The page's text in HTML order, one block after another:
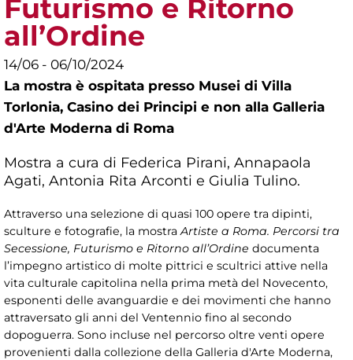
Futurismo e Ritorno
all’Ordine
14/06 - 06/10/2024
La mostra è ospitata presso Musei di Villa
Torlonia, Casino dei Principi e non alla Galleria
d'Arte Moderna di Roma
Mostra a cura di Federica Pirani, Annapaola
Agati, Antonia Rita Arconti e Giulia Tulino.
Attraverso una selezione di quasi 100 opere tra dipinti,
sculture e fotografie, la mostraArtiste a Roma. Percorsi tra
Secessione, Futurismo e Ritorno all’Ordine documenta
l’impegno artistico di molte pittrici e scultrici attive nella
vita culturale capitolina nella prima metà del Novecento,
esponenti delle avanguardie e dei movimenti che hanno
attraversato gli anni del Ventennio fino al secondo
dopoguerra. Sono incluse nel percorso oltre venti opere
provenienti dalla collezione della Galleria d'Arte Moderna,